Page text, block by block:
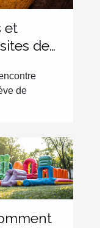
et
de
plus de
de